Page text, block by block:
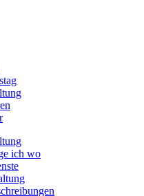
ich wo